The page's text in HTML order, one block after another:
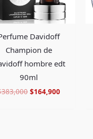
Davidoff
Champion de
hombre edt
90ml
383,000 $164,900